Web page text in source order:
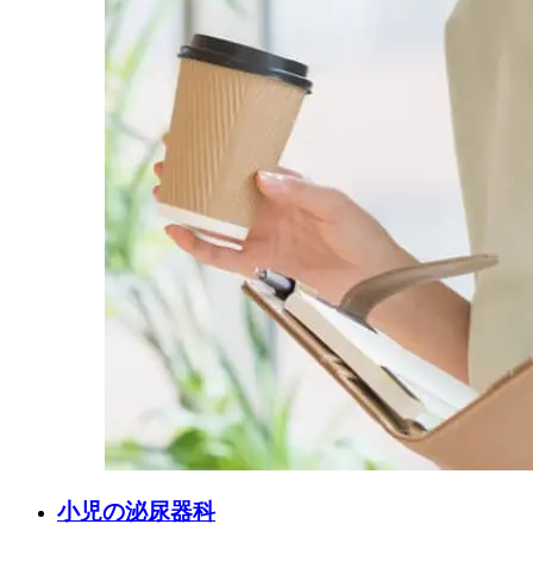
小児の泌尿器科